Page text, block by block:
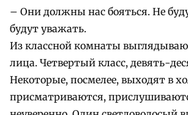
– Они должны нас бояться. Не
будут уважать.
Из классной комнаты
лица. Четвертый класс, девять-
Некоторые, посмелее, выходят в
присматриваются,